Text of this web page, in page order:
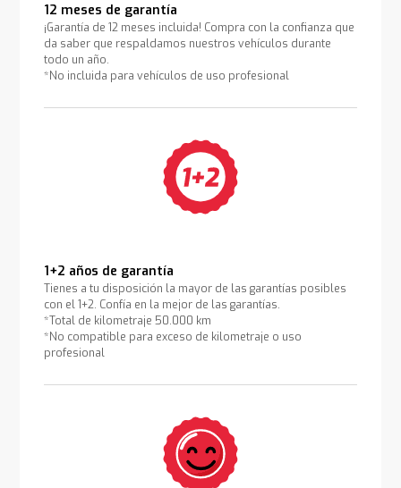
12 meses de garantía
¡Garantía de 12 meses incluida! Compra con la confianza que
da saber que respaldamos nuestros vehículos durante
todo un año.
*No incluida para vehículos de uso profesional
1+2 años de garantía
Tienes a tu disposición la mayor de las garantías posibles
con el 1+2. Confía en la mejor de las garantías.
*Total de kilometraje 50.000 km
*No compatible para exceso de kilometraje o uso
profesional